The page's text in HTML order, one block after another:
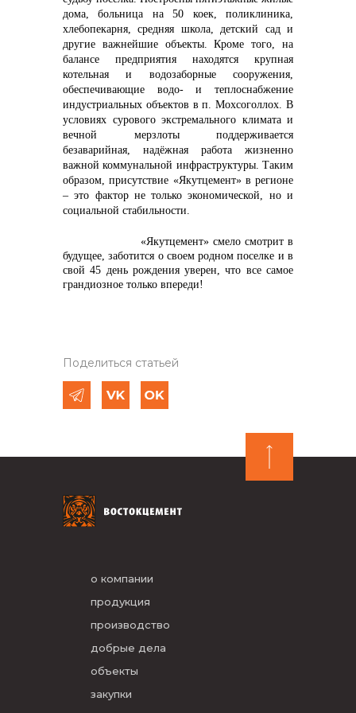
дома, больница на 50 коек, поликлиника,
хлебопекарня, средняя школа, детский сад и
другие важнейшие объекты. Кроме того, на
балансе предприятия находятся крупная
котельная и водозаборные сооружения,
обеспечивающие водо- и теплоснабжение
индустриальных объектов в п. Мохсоголлох. В
условиях сурового экстремального климата и
вечной мерзлоты поддерживается
безаварийная, надёжная работа жизненно
важной коммунальной инфраструктуры. Таким
образом, присутствие «Якутцемент» в регионе
– это фактор не только экономической, но и
социальной стабильности.
«Якутцемент» смело смотрит в
будущее, заботится о своем родном поселке и в
свой 45 день рождения уверен, что все самое
грандиозное только впереди!
Поделиться статьей
о компании
продукция
производство
добрые дела
объекты
закупки